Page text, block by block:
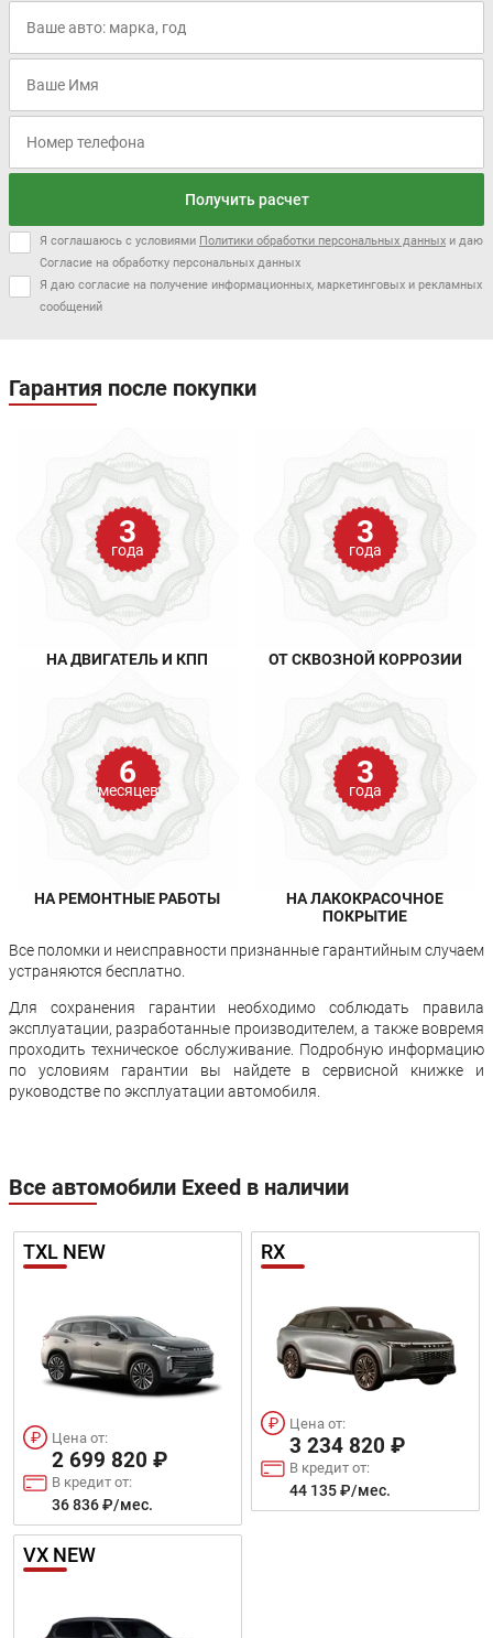
Получить расчет
Я соглашаюсь с условиями Политики обработки персональных данных и даю
Согласие на обработку персональных данных
Я даю согласие на получение информационных, маркетинговых и рекламных
сообщений
Гарантия после покупки
3
года
НА ДВИГАТЕЛЬ И КПП
3
года
ОТ СКВОЗНОЙ КОРРОЗИИ
6
месяцев
НА РЕМОНТНЫЕ РАБОТЫ
3
года
НА ЛАКОКРАСОЧНОЕ
ПОКРЫТИЕ
Все поломки и неисправности признанные гарантийным случаем
устраняются бесплатно.
Для сохранения гарантии необходимо соблюдать правила
эксплуатации, разработанные производителем, а также вовремя
проходить техническое обслуживание. Подробную информацию
по условиям гарантии вы найдете в сервисной книжке и
руководстве по эксплуатации автомобиля.
Все автомобили Exeed в наличии
TXL NEW
Цена от:
2 699 820 ₽
В кредит от:
36 836 ₽/мес.
RX
Цена от:
3 234 820 ₽
В кредит от:
44 135 ₽/мес.
VX NEW